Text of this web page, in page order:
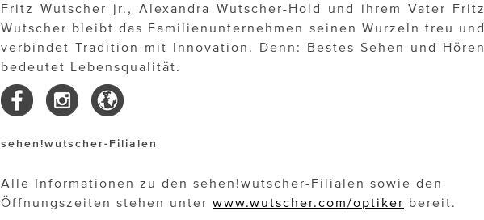
Fritz Wutscher jr., Alexandra Wutscher-Hold und ihrem Vater Fritz
Wutscher bleibt das Familienunternehmen seinen Wurzeln treu und
verbindet Tradition mit Innovation. Denn: Bestes Sehen und Hören
bedeutet Lebensqualität.
sehen!wutscher-Filialen
Alle Informationen zu den sehen!wutscher-Filialen sowie den
Öffnungszeiten stehen unter www.wutscher.com/optiker bereit.